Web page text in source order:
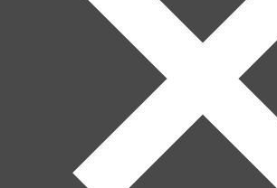
В корзину